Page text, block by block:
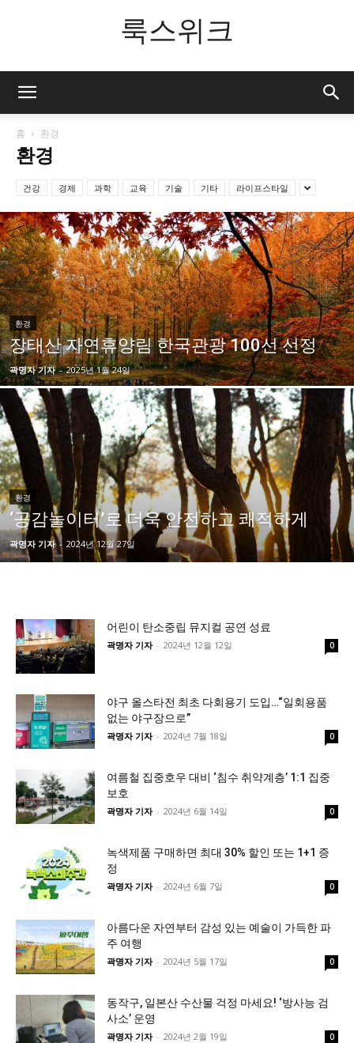
룩스위크
홈 환경
환경
건강 경제 과학 교육 기술 기타 라이프스타일
환경
장태산 자연휴양림 한국관광 100선 선정
곽명자 기자 - 2025년 1월 24일
환경
‘공감놀이터’로 더욱 안전하고 쾌적하게
곽명자 기자 - 2024년 12월 27일
어린이 탄소중립 뮤지컬 공연 성료
곽명자 기자 - 2024년 12월 12일 0
야구 올스타전 최초 다회용기 도입…“일회용품
없는 야구장으로”
곽명자 기자 - 2024년 7월 18일 0
여름철 집중호우 대비 ‘침수 취약계층’ 1:1 집중
보호
곽명자 기자 - 2024년 6월 14일 0
녹색제품 구매하면 최대 30% 할인 또는 1+1 증
정
곽명자 기자 - 2024년 6월 7일 0
아름다운 자연부터 감성 있는 예술이 가득한 파
주 여행
곽명자 기자 - 2024년 5월 17일 0
동작구, 일본산 수산물 걱정 마세요! ‘방사능 검
사소’ 운영
곽명자 기자 - 2024년 2월 19일 0